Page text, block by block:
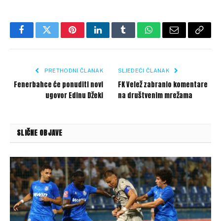
FacebookTwitterPinterestLinkedInTumblrWhatsApp
Email Copy
PRETHODNI ČLANAK
Fenerbahce će ponuditi novi
ugovor Edinu Džeki
SLJEDEĆI ČLANAK
FK Velež zabranio komentare
na društvenim mrežama
SLIČNE OBJAVE